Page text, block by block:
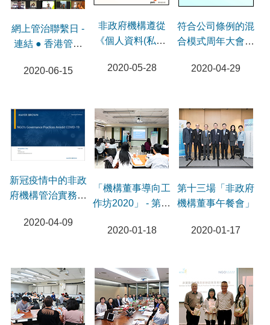
網上管治聯繫日 -
連結 ● 香港管理
技管理研究社
2020-06-15
非政府機構遵從
《個人資料(私隱)
討會
2020-05-28
符合公司條例的混
合模式周年大會網
2020-04-29
新冠疫情中的非政
府機構管治實務網
2020-04-09
「機構董事導向工
作坊2020」 - 第一
2020-01-18
第十三場「非政府
機構董事午餐會」
2020-01-17